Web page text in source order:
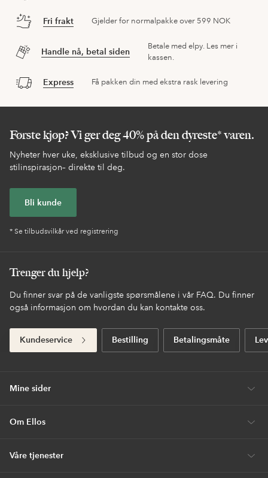
Fri frakt Gjelder for normalpakke over 599 NOK
Handle nå, betal siden
Betale med elpy. Les mer i
kassen.
Express Få pakken din med ekstra rask levering
Første kjøp? Vi ger deg 40% på den dyreste* varen.
Nyheter hver uke, eksklusive tilbud og en stor dose
stilinspirasjon– direkte til deg.
Bli kunde
* Se tilbudsvilkår ved registrering
Trenger du hjelp?
Du finner svar på de vanligste spørsmålene i vår FAQ. Du finner
også informasjon om hvordan du kan kontakte oss.
Kundeservice Bestilling Betalingsmåte
Mine sider
Om Ellos
Våre tjenester